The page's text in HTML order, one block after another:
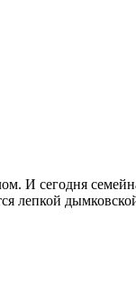
сегодня
лепкой